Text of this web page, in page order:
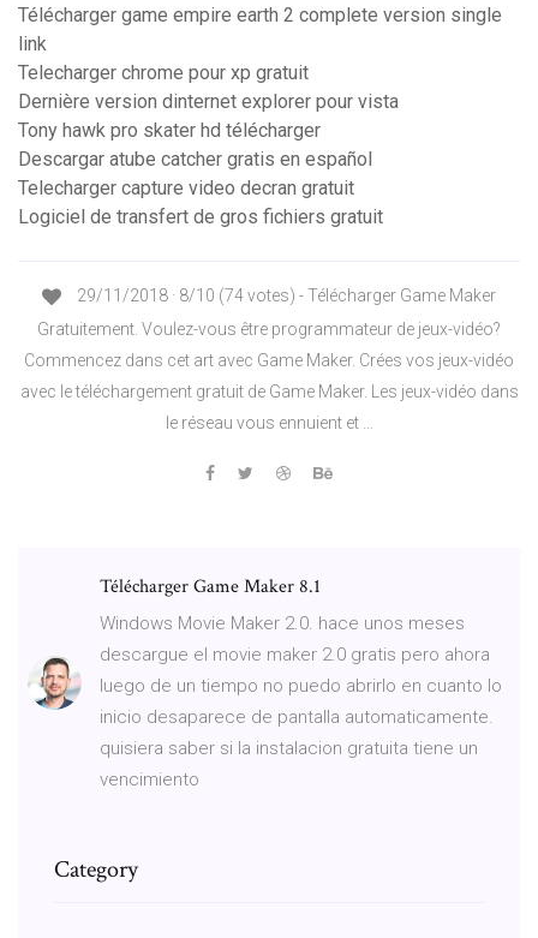
Télécharger game empire earth 2 complete version single
link
Telecharger chrome pour xp gratuit
Dernière version dinternet explorer pour vista
Tony hawk pro skater hd télécharger
Descargar atube catcher gratis en español
Telecharger capture video decran gratuit
Logiciel de transfert de gros fichiers gratuit
29/11/2018 · 8/10 (74 votes) - Télécharger Game Maker
Gratuitement. Voulez-vous être programmateur de jeux-vidéo?
Commencez dans cet art avec Game Maker. Crées vos jeux-vidéo
avec le téléchargement gratuit de Game Maker. Les jeux-vidéo dans
le réseau vous ennuient et …
Télécharger Game Maker 8.1
Windows Movie Maker 2.0. hace unos meses
descargue el movie maker 2.0 gratis pero ahora
luego de un tiempo no puedo abrirlo en cuanto lo
inicio desaparece de pantalla automaticamente.
quisiera saber si la instalacion gratuita tiene un
vencimiento
Category